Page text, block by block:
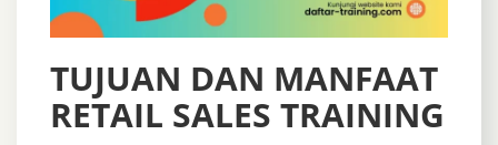
TUJUAN DAN MANFAAT
RETAIL SALES TRAINING